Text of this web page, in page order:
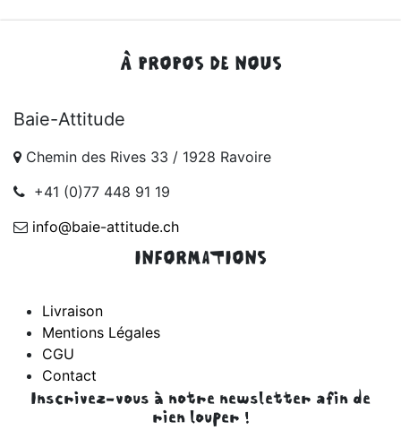
À PROPOS DE NOUS
Baie-Attitude
Chemin des Rives 33 / 1928 Ravoire
+41 (0)77 448 91 19
info@baie-attitude.ch
INFORMATIONS
Livraison
Mentions Légales
CGU
Contact
Inscrivez-vous à notre newsletter afin de
rien louper !